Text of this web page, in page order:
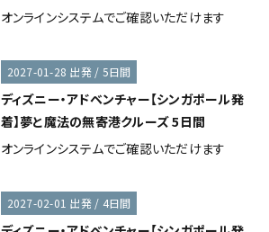
オンラインシステムでご確認いただけます
2027-01-28 出発 / 5日間
ディズニー・アドベンチャー【シンガポール発
着】夢と魔法の無寄港クルーズ 5日間
オンラインシステムでご確認いただけます
2027-02-01 出発 / 4日間